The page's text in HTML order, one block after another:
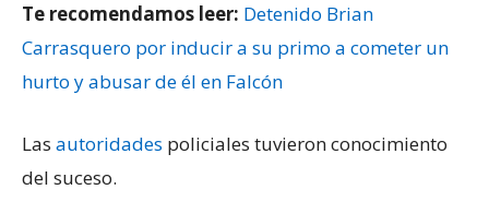
Te recomendamos leer: Detenido Brian
Carrasquero por inducir a su primo a cometer un
hurto y abusar de él en Falcón
Las autoridades policiales tuvieron conocimiento
del suceso.